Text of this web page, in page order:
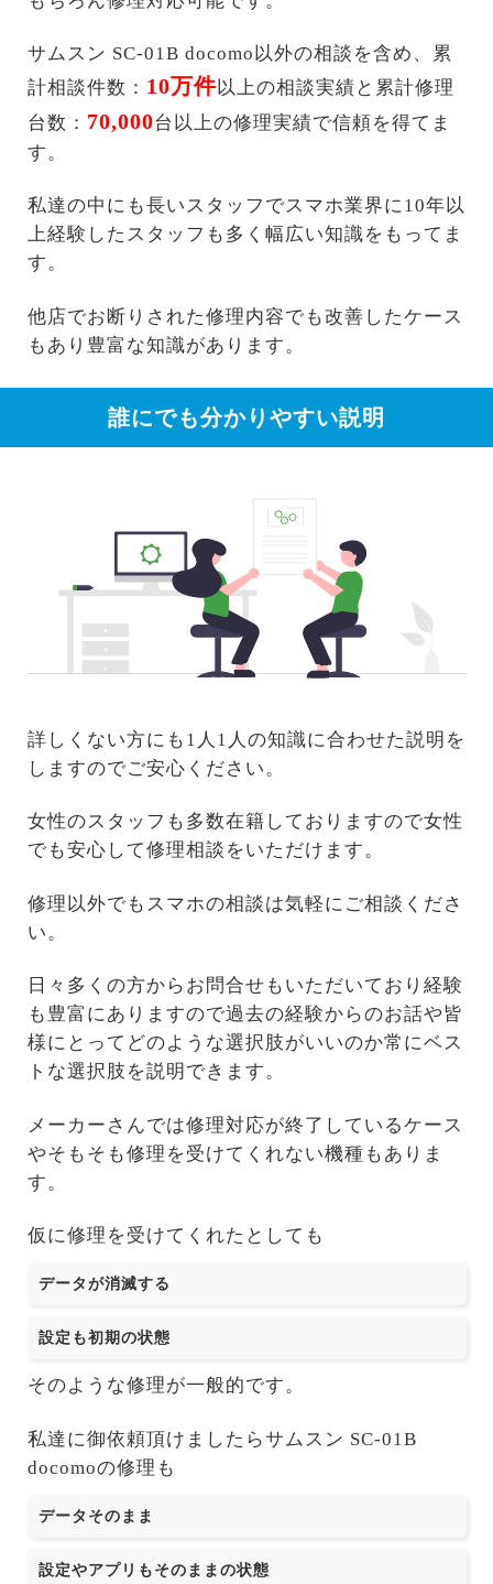
サムスン SC-01B docomo以外の相談を含め、累
計相談件数： 10万件以上の相談実績と累計修理
台数： 70,000台以上の修理実績で信頼を得てま
す。
私達の中にも長いスタッフでスマホ業界に10年以
上経験したスタッフも多く幅広い知識をもってま
す。
他店でお断りされた修理内容でも改善したケース
もあり豊富な知識があります。
誰にでも分かりやすい説明
詳しくない方にも1人1人の知識に合わせた説明を
しますのでご安心ください。
女性のスタッフも多数在籍しておりますので女性
でも安心して修理相談をいただけます。
修理以外でもスマホの相談は気軽にご相談くださ
い。
日々多くの方からお問合せもいただいており経験
も豊富にありますので過去の経験からのお話や皆
様にとってどのような選択肢がいいのか常にベス
トな選択肢を説明できます。
メーカーさんでは修理対応が終了しているケース
やそもそも修理を受けてくれない機種もありま
す。
仮に修理を受けてくれたとしても
データが消滅する
設定も初期の状態
そのような修理が一般的です。
私達に御依頼頂けましたらサムスン SC-01B
docomoの修理も
データそのまま
設定やアプリもそのままの状態